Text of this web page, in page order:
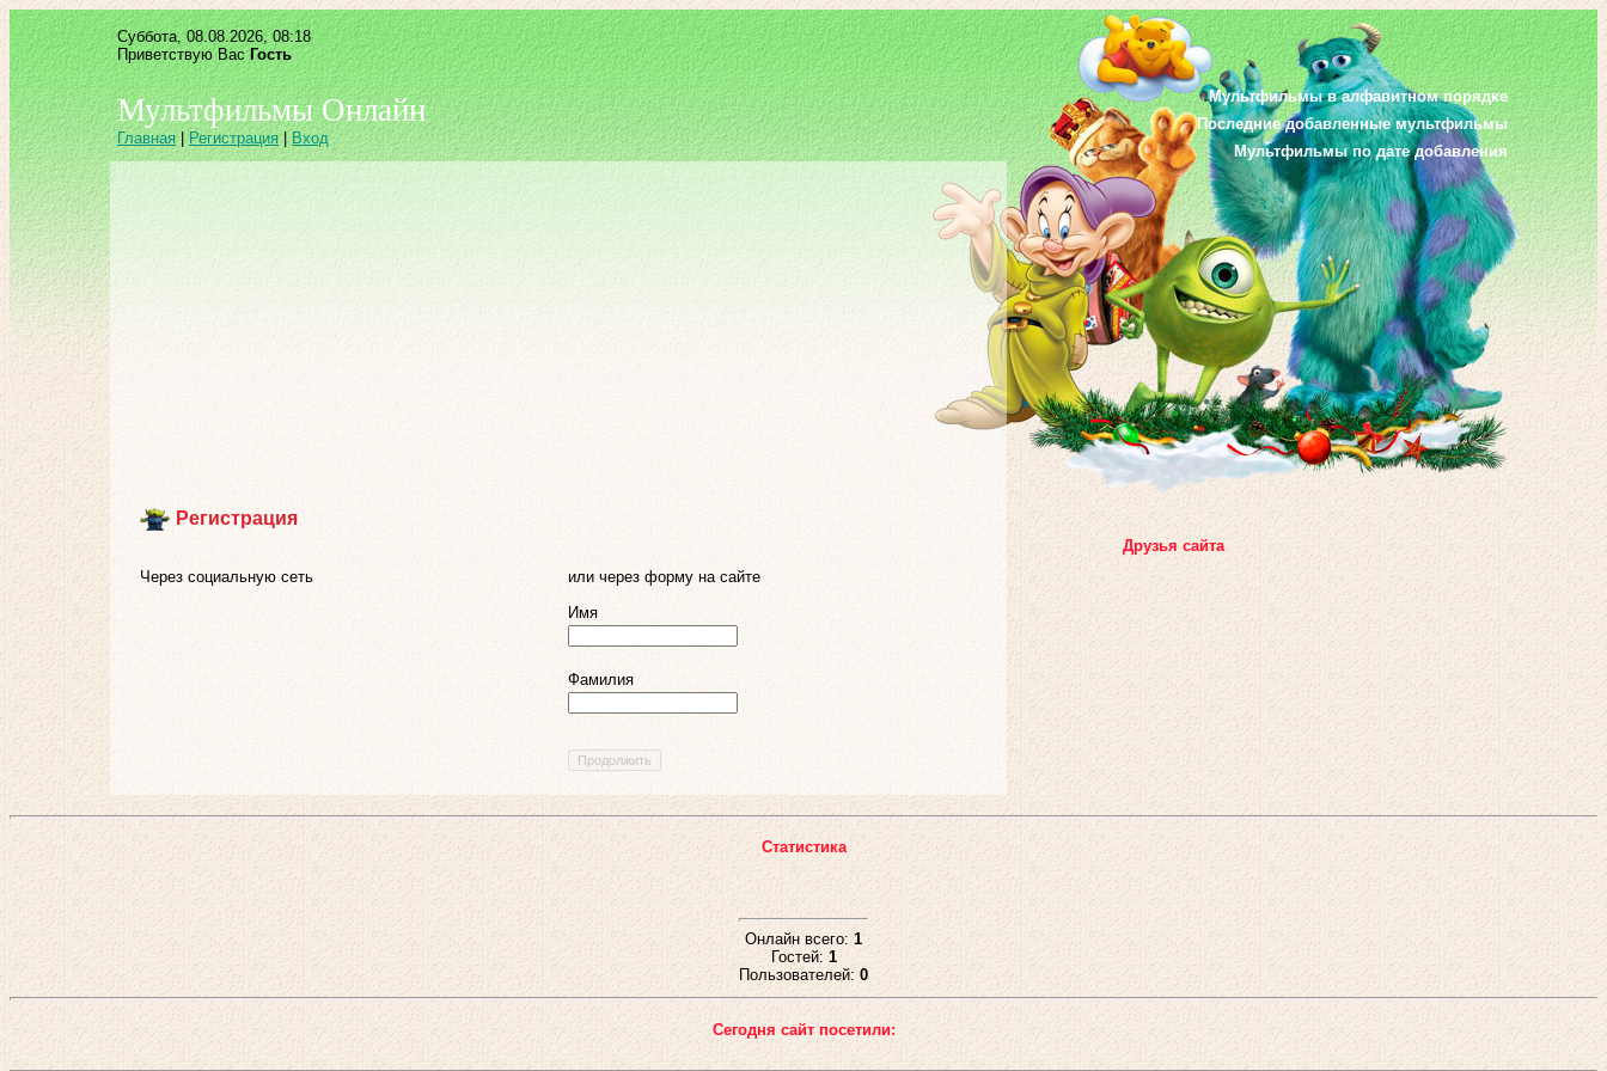
Суббота, 08.08.2026, 08:18
Приветствую Вас Гость
Мультфильмы Онлайн
Главная|Регистрация|Вход
Регистрация
Через социальную сеть
или через форму на сайте
Имя
Фамилия
Мультфильмы в алфавитном порядке
Последние добавленные мультфильмы
Мультфильмы по дате добавления
Друзья сайта
Статистика
Онлайн всего: 1
Гостей: 1
Пользователей: 0
Сегодня сайт посетили: